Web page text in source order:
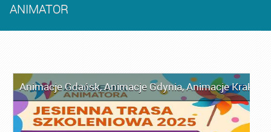
ANIMATOR
Animacje Gdańsk,Animacje Gdynia,Animacje Kraków